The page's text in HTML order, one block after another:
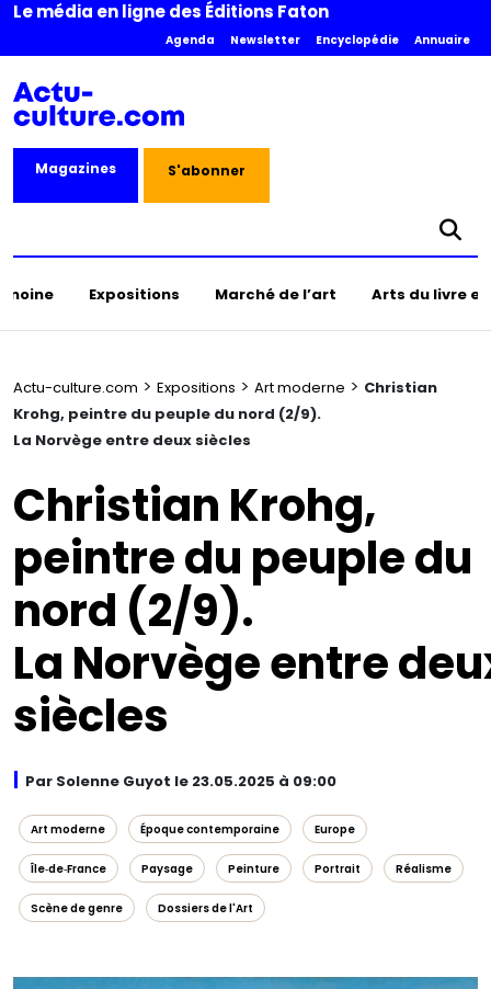
Le média en ligne des Éditions Faton
Agenda Newsletter Encyclopédie Annuaire
Magazines S'abonner
Expositions Marché de l’art Arts du livre
Actu-culture.com > Expositions > Art moderne > Christian
Krohg, peintre du peuple du nord (2/9).
La Norvège entre deux siècles
Christian Krohg,
peintre du peuple du
nord (2/9).
La Norvège entre
siècles
Par Solenne Guyot le 23.05.2025 à 09:00
Art moderne Époque contemporaine Europe
Île‑de‑France Paysage Peinture Portrait Réalisme
Scène de genre Dossiers de l'Art